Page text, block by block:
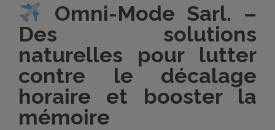
Omni-Mode Sarl. –
Des solutions
naturelles pour lutter
contre le décalage
horaire et booster la
mémoire